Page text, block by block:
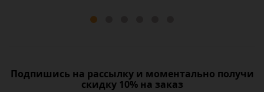
Подпишись на рассылку и моментально получи
скидку 10% на заказ